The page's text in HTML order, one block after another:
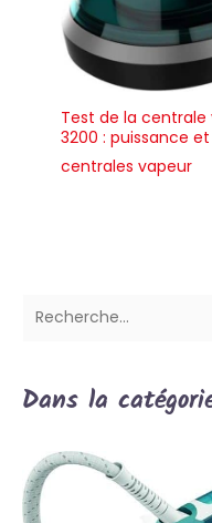
Test de la
3200 : puissance
centrales vapeur
Dans la